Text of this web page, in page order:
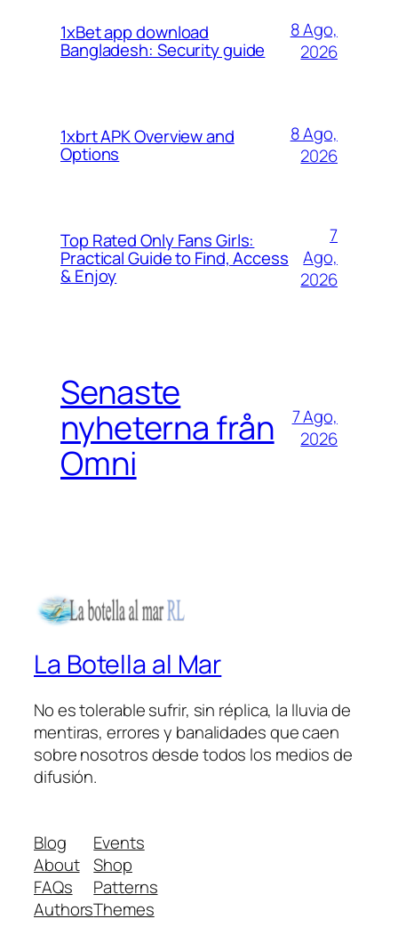
1xBet app download
Bangladesh: Security guide
8 Ago,
2026
1xbrt APK Overview and
Options
8 Ago,
2026
Top Rated Only Fans Girls:
Practical Guide to Find, Access
& Enjoy
7
Ago,
2026
Senaste
nyheterna från
Omni
7 Ago,
2026
La Botella al Mar
No es tolerable sufrir, sin réplica, la lluvia de
mentiras, errores y banalidades que caen
sobre nosotros desde todos los medios de
difusión.
Blog
About
FAQs
Authors
Events
Shop
Patterns
Themes